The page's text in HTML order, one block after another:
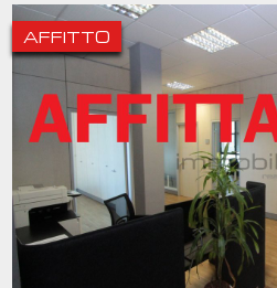
AFFITTO